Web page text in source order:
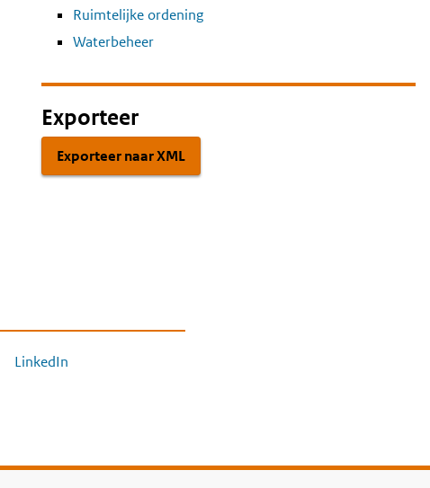
Ruimtelijke ordening
Waterbeheer
Exporteer
Exporteer naar XML
LinkedIn